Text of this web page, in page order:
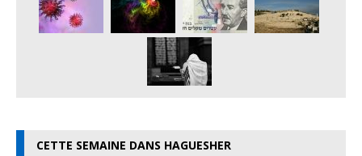
CETTE SEMAINE DANS HAGUESHER